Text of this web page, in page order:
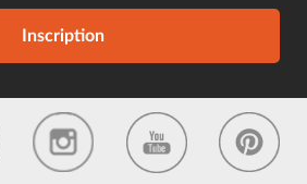
Inscription